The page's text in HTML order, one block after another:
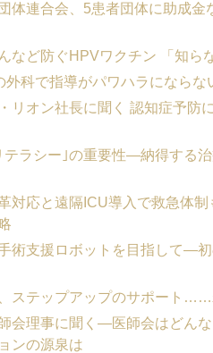
体連合会、5患者団体に助成
など防ぐHPVワクチン 「知ら
外科で指導がパワハラになら
リオン社長に聞く 認知症予
テラシー｣の重要性―納得する
対応と遠隔ICU導入で救急体
術支援ロボットを目指して―
ステップアップのサポート
会理事に聞く―医師会はどん
ンの源泉は